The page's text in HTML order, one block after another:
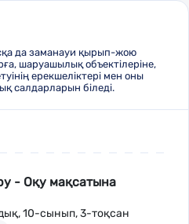
да заманауи қырып-жою
шаруашылық объектілеріне,
ерекшеліктері мен оны
салдарларын біледі.
- Оқу мақсатына
10-сынып, 3-тоқсан